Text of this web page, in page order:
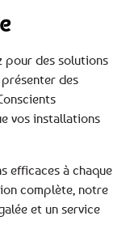
pour des solutions
des
vos installations
efficaces à chaque
complète, notre
et un service